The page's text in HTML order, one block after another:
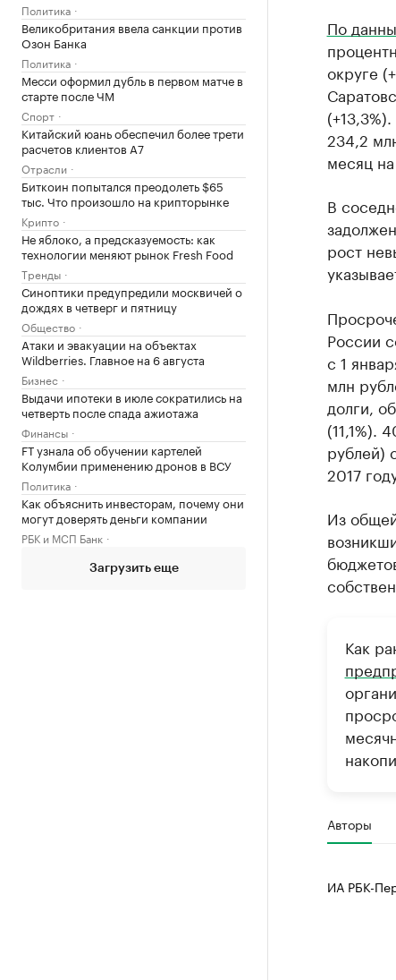
Политика
Великобритания ввела санкции против
Озон Банка
Политика
Месси оформил дубль в первом матче в
старте после ЧМ
Спорт
Китайский юань обеспечил более трети
расчетов клиентов А7
Отрасли
Биткоин попытался преодолеть $65
тыс. Что произошло на крипторынке
Крипто
Не яблоко, а предсказуемость: как
технологии меняют рынок Fresh Food
Тренды
Синоптики предупредили москвичей о
дождях в четверг и пятницу
Общество
Атаки и эвакуации на объектах
Wildberries. Главное на 6 августа
Бизнес
Выдачи ипотеки в июле сократились на
четверть после спада ажиотажа
Финансы
FT узнала об обучении картелей
Колумбии применению дронов в ВСУ
Политика
Как объяснить инвесторам, почему они
могут доверять деньги компании
РБК и МСП Банк
Загрузить еще
По
округе
234,2
месяц на
В
рост
России
с 1
млн
долги,
(11,1%).
рублей)
2017
Из
Как
Авторы
ИА РБК-